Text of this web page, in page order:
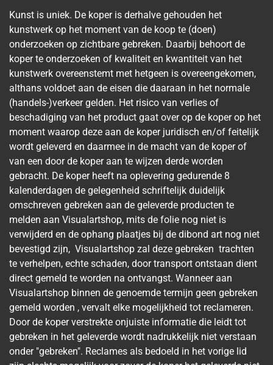
Kunst is uniek. De koper is derhalve gehouden het
kunstwerk op het moment van de koop te (doen)
onderzoeken op zichtbare gebreken. Daarbij behoort de
koper te onderzoeken of kwaliteit en kwantiteit van het
kunstwerk overeenstemt met hetgeen is overeengekomen,
althans voldoet aan de eisen die daaraan in het normale
(handels-)verkeer gelden. Het risico van verlies of
beschadiging van het product gaat over op de koper op het
moment waarop deze aan de koper juridisch en/of feitelijk
wordt geleverd en daarmee in de macht van de koper of
van een door de koper aan te wijzen derde worden
gebracht. De koper heeft na oplevering gedurende 8
kalenderdagen de gelegenheid schriftelijk duidelijk
omschreven gebreken aan de geleverde producten te
melden aan Visualartshop, mits de folie nog niet is
verwijderd en de ophang plaatjes bij de dibond art nog niet
bevestigd zijn, Visualartshop zal deze gebreken trachten
te verhelpen, echte schaden, door transport ontstaan dient
direct gemeld te worden na ontvangst. Wanneer aan
Visualartshop binnen de genoemde termijn geen gebreken
gemeld worden , vervalt elke mogelijkheid tot reclameren.
Door de koper verstrekte onjuiste informatie die leidt tot
gebreken in het geleverde wordt nadrukkelijk niet verstaan
onder "gebreken". Reclames als bedoeld in het vorige lid